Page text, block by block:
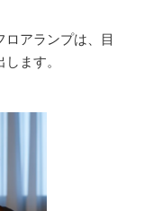
アランプは、目
ます。